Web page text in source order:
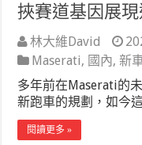
挾賽道基因展
林大維David
Maserati, 國內,新
多年前在Maserati的
新跑車的規劃，如今
閱讀更多 »